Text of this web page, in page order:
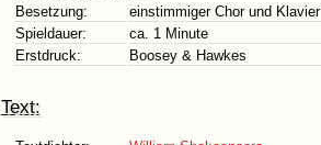
Besetzung:
einstimmiger Chor und Klavier
Spieldauer:
ca. 1 Minute
Erstdruck:
Boosey & Hawkes
Text: